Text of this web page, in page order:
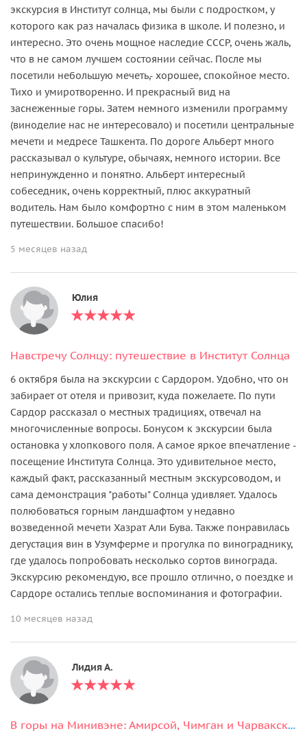
экскурсия в Институт солнца, мы были с подростком, у
которого как раз началась физика в школе. И полезно, и
интересно. Это очень мощное наследие СССР, очень жаль,
что в не самом лучшем состоянии сейчас. После мы
посетили небольшую мечеть,- хорошее, спокойное место.
Тихо и умиротворенно. И прекрасный вид на
заснеженные горы. Затем немного изменили программу
(виноделие нас не интересовало) и посетили центральные
мечети и медресе Ташкента. По дороге Альберт много
рассказывал о культуре, обычаях, немного истории. Все
непринужденно и понятно. Альберт интересный
собеседник, очень корректный, плюс аккуратный
водитель. Нам было комфортно с ним в этом маленьком
путешествии. Большое спасибо!
5 месяцев назад
Юлия
Навстречу Солнцу: путешествие в Институт Солнца
6 октября была на экскурсии с Сардором. Удобно, что он
забирает от отеля и привозит, куда пожелаете. По пути
Сардор рассказал о местных традициях, отвечал на
многочисленные вопросы. Бонусом к экскурсии была
остановка у хлопкового поля. А самое яркое впечатление -
посещение Института Солнца. Это удивительное место,
каждый факт, рассказанный местным экскурсоводом, и
сама демонстрация "работы" Солнца удивляет. Удалось
полюбоваться горным ландшафтом у недавно
возведенной мечети Хазрат Али Бува. Также понравилась
дегустация вин в Узумферме и прогулка по винограднику,
где удалось попробовать несколько сортов винограда.
Экскурсию рекомендую, все прошло отлично, о поездке и
Сардоре остались теплые воспоминания и фотографии.
10 месяцев назад
Лидия А.
В горы на Минивэне: Амирсой, Чимган и Чарвакское водохранилище!